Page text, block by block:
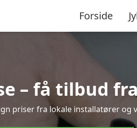
Forside
– få tilbud
priser fra lokale installatører